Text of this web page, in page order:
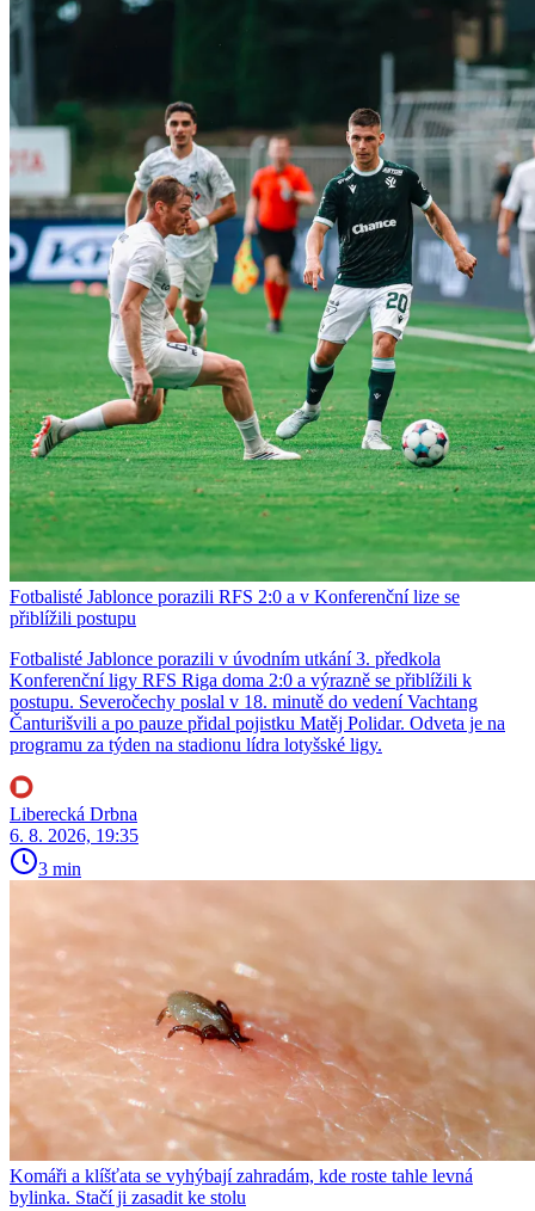
Fotbalisté Jablonce porazili RFS 2:0 a v Konferenční lize se
přiblížili postupu
Fotbalisté Jablonce porazili v úvodním utkání 3. předkola
Konferenční ligy RFS Riga doma 2:0 a výrazně se přiblížili k
postupu. Severočechy poslal v 18. minutě do vedení Vachtang
Čanturišvili a po pauze přidal pojistku Matěj Polidar. Odveta je na
programu za týden na stadionu lídra lotyšské ligy.
Liberecká Drbna
6. 8. 2026, 19:35
3 min
Komáři a klíšťata se vyhýbají zahradám, kde roste tahle levná
bylinka. Stačí ji zasadit ke stolu